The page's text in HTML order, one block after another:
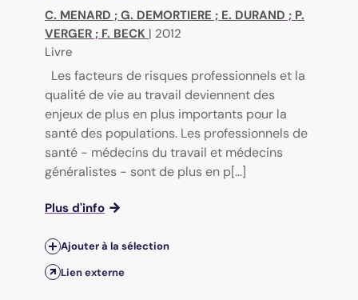
C. MENARD ; G. DEMORTIERE ; E. DURAND ; P.
VERGER ; F. BECK | 2012
Livre
Les facteurs de risques professionnels et la
qualité de vie au travail deviennent des
enjeux de plus en plus importants pour la
santé des populations. Les professionnels de
santé - médecins du travail et médecins
généralistes - sont de plus en p[...]
Plus d'info
Ajouter à la sélection
Lien externe